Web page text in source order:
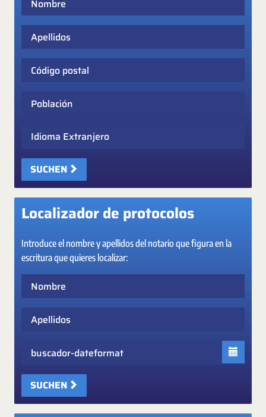
Idioma Extranjero
SUCHEN
Localizador de protocolos
Introduce el nombre y apellidos del notario que figura en la
escritura que quieres localizar:
SUCHEN